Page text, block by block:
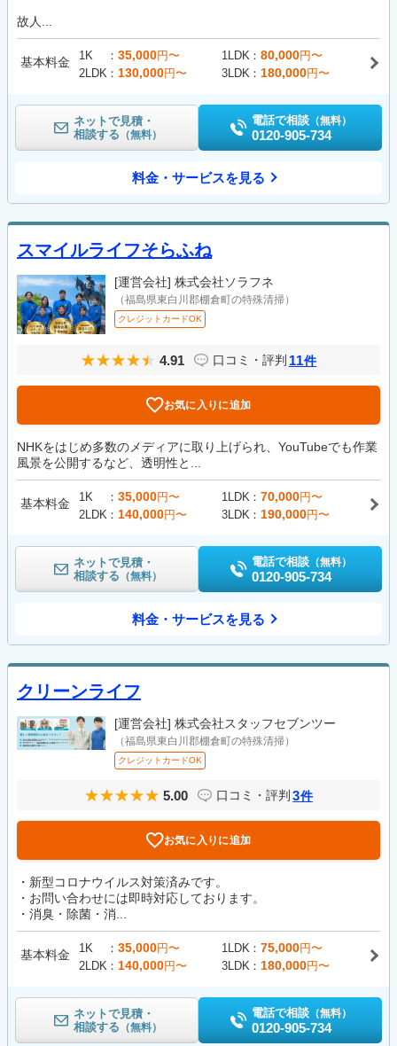
故人...
基本料金 1K 35,000円〜 1LDK 80,000円〜
2LDK
130,000円〜 3LDK 180,000円〜
ネットで見積・
相談する （無料）
電話で相談 （無料）
0120-905-734
料金・サービスを見る
スマイルライフそらふね
[運営会社] 株式会社ソラフネ
（福島県東白川郡棚倉町の特殊清掃）
クレジットカードOK
4.91 口コミ・評判 11件
お気に入りに追加
NHKをはじめ多数のメディアに取り上げられ、YouTubeでも作業
風景を公開するなど、透明性と...
基本料金 1K 35,000円〜 1LDK 70,000円〜
2LDK
140,000円〜 3LDK 190,000円〜
ネットで見積・
相談する （無料）
電話で相談 （無料）
0120-905-734
料金・サービスを見る
クリーンライフ
[運営会社] 株式会社スタッフセブンツー
（福島県東白川郡棚倉町の特殊清掃）
クレジットカードOK
5.00 口コミ・評判 3件
お気に入りに追加
・新型コロナウイルス対策済みです。
・お問い合わせには即時対応しております。
・消臭・除菌・消...
基本料金 1K 35,000円〜 1LDK 75,000円〜
2LDK
140,000円〜 3LDK 180,000円〜
ネットで見積・
相談する （無料）
電話で相談 （無料）
0120-905-734